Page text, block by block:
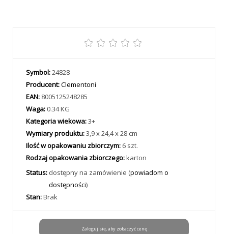
Symbol:24828
Producent:Clementoni
EAN: 8005125248285
Waga: 0.34 KG
Kategoria wiekowa:3+
Wymiary produktu:3,9 x 24,4 x 28 cm
Ilość w opakowaniu zbiorczym: 6 szt.
Rodzaj opakowania zbiorczego:karton
Status: dostępny na zamówienie (powiadom o
dostępności)
Stan:Brak
Zaloguj się, aby zobaczyć cenę